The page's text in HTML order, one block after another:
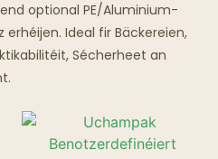
optional PE/Aluminium-
Ideal fir Bäckereien,
Sécherheet an